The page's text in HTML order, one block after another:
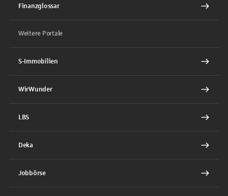
Finanzglossar
Weitere Portale
S-Immobilien
WirWunder
LBS
Deka
Jobbörse